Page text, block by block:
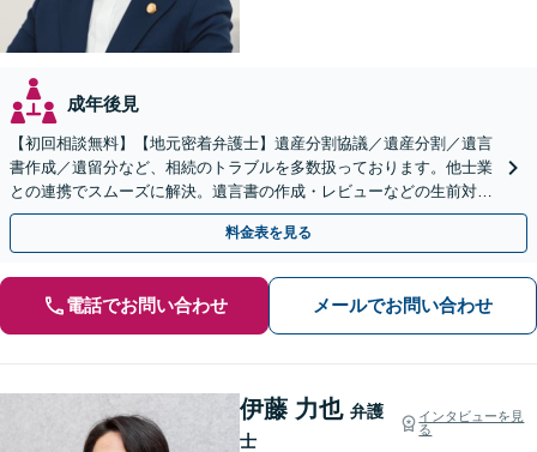
成年後見
【初回相談無料】【地元密着弁護士】遺産分割協議／遺産分割／遺言
書作成／遺留分など、相続のトラブルを多数扱っております。他士業
との連携でスムーズに解決。遺言書の作成・レビューなどの生前対策
も承ります。【法テラス利用可能】【駐車場完備】
料金表を見る
電話でお問い合わせ メールでお問い合わせ
伊藤 力也 弁護
士
インタビューを見
る